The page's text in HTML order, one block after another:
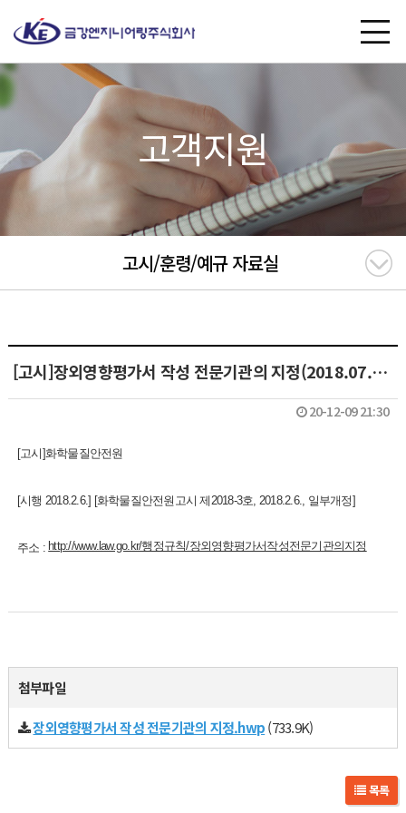
고객지원
고시/훈령/예규 자료실
[고시]장외영향평가서 작성 전문기관의 지정(2018.07.06)
20-12-09 21:30
[고시]화학물질안전원
[시행 2018.2.6.] [화학물질안전원고시 제2018-3호, 2018.2.6., 일부개정]
주소 :http://www.law.go.kr/행정규칙/장외영향평가서작성전문기관의지정
첨부파일
장외영향평가서 작성 전문기관의 지정.hwp(733.9K)
목록